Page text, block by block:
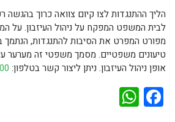
הליך ההתנגדות לצו קיום צוואה כרוך
לבית המשפט המפקח על ניהול העיזבון. על
מפורט המפרט את הסיבות להתנגדות, הנתמך
טיעונים משפטיים. מסמך משפטי זה מערער
אופן ניהול העיזבון. ניתן ליצור קשר בטלפון:
Facebook